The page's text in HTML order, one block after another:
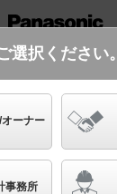
ード
選択ください。
ーナー
事務所